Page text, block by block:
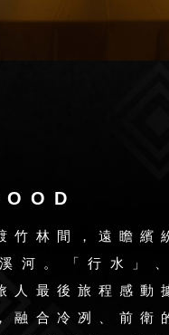
林間，遠瞻繽
河。「行水」
人最後旅程感動
融合冷冽、前衛